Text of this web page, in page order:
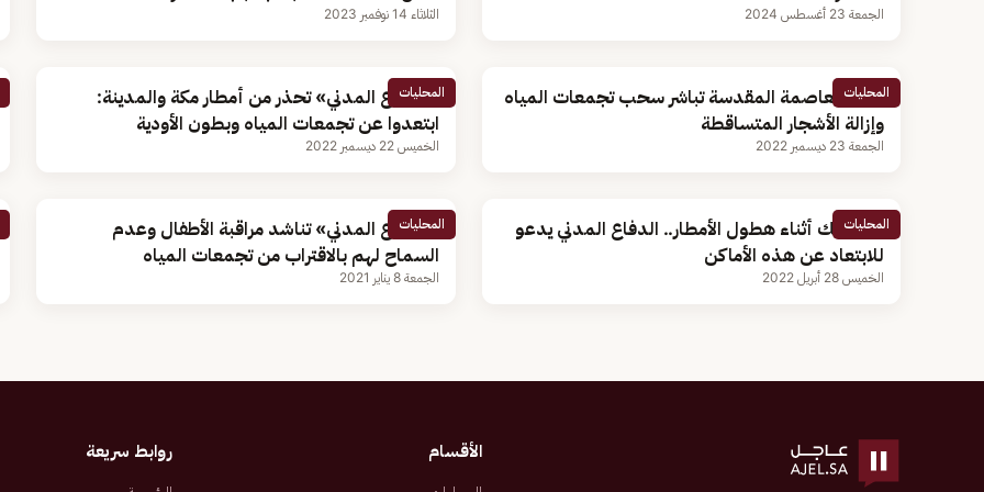
الجمعة 23 أغسطس 2024 الثلاثاء 14 نوفمبر 2023
المحليات
أمانة العاصمة المقدسة تباشر سحب تجمعات المياه
وإزالة الأشجار المتساقطة
الجمعة 23 ديسمبر 2022
المحليات
«الدفاع المدني» تحذر من أمطار مكة والمدينة:
ابتعدوا عن تجمعات المياه وبطون الأودية
الخميس 22 ديسمبر 2022
المحليات
لسلامتك أثناء هطول الأمطار.. الدفاع المدني يدعو
للابتعاد عن هذه الأماكن
الخميس 28 أبريل 2022
المحليات
«الدفاع المدني» تناشد مراقبة الأطفال وعدم
السماح لهم بالاقتراب من تجمعات المياه
الجمعة 8 يناير 2021
الأقسام روابط سريعة